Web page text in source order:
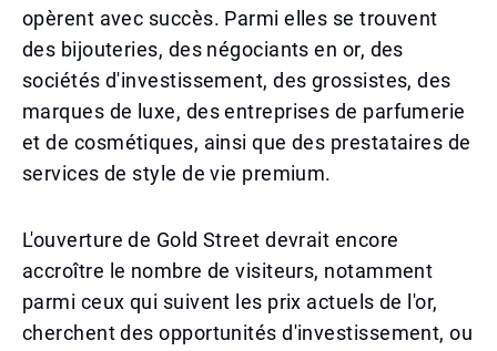
opèrent avec succès. Parmi elles se trouvent
des bijouteries, des négociants en or, des
sociétés d'investissement, des grossistes, des
marques de luxe, des entreprises de parfumerie
et de cosmétiques, ainsi que des prestataires de
services de style de vie premium.
L'ouverture de Gold Street devrait encore
accroître le nombre de visiteurs, notamment
parmi ceux qui suivent les prix actuels de l'or,
cherchent des opportunités d'investissement, ou